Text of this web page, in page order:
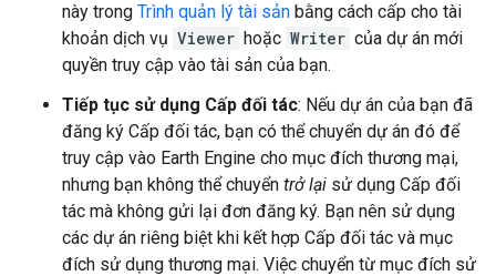
này trong Trình quản lý tài sản bằng cách cấp cho tài
khoản dịch vụ Viewer hoặc Writer của dự án mới
quyền truy cập vào tài sản của bạn.
Tiếp tục sử dụng Cấp đối tác: Nếu dự án của bạn đã
đăng ký Cấp đối tác, bạn có thể chuyển dự án đó để
truy cập vào Earth Engine cho mục đích thương mại,
nhưng bạn không thể chuyển trở lại sử dụng Cấp đối
tác mà không gửi lại đơn đăng ký. Bạn nên sử dụng
các dự án riêng biệt khi kết hợp Cấp đối tác và mục
đích sử dụng thương mại. Việc chuyển từ mục đích sử